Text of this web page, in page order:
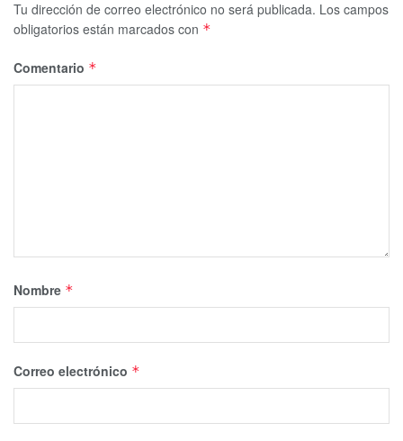
Tu dirección de correo electrónico no será publicada. Los campos
obligatorios están marcados con *
Comentario *
Nombre *
Correo electrónico *